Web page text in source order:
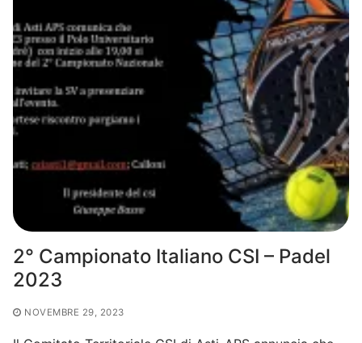
2° Campionato Italiano CSI – Padel
2023
NOVEMBRE 29, 2023